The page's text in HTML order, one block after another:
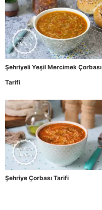
Şehriyeli Yeşil Mercimek Çorbası
Tarifi
Şehriye Çorbası Tarifi